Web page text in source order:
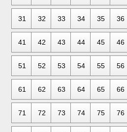
31 32 33 34 35 36
41 42 43 44 45 46
51 52 53 54 55 56
61 62 63 64 65 66
71 72 73 74 75 76